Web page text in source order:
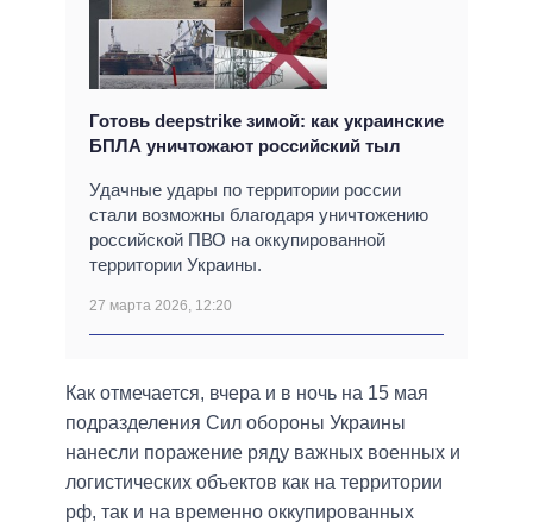
Готовь deepstrike зимой: как украинские
БПЛА уничтожают российский тыл
Удачные удары по территории россии
стали возможны благодаря уничтожению
российской ПВО на оккупированной
территории Украины.
27 марта 2026, 12:20
Как отмечается, вчера и в ночь на 15 мая
подразделения Сил обороны Украины
нанесли поражение ряду важных военных и
логистических объектов как на территории
рф, так и на временно оккупированных